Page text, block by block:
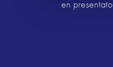
en